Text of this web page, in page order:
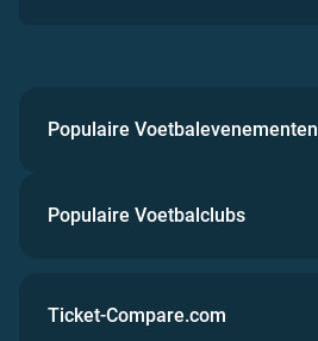
Populaire Voetbalevenementen
Populaire Voetbalclubs
Ticket-Compare.com